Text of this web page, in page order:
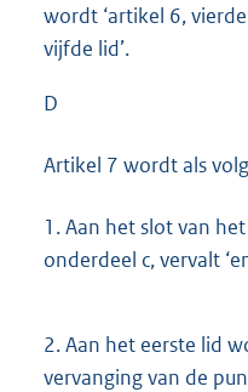
wordt ‘artikel 6,
vijfde lid’.
D
Artikel 7 wordt als
1.Aan het slot van
onderdeel c, vervalt
2.Aan het eerste lid
vervanging van de